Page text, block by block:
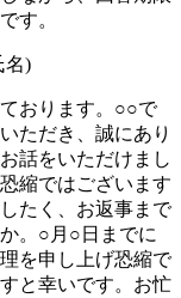
す。
名)
おります。○○で
ただき、誠にあり
話をいただけまし
縮ではございます
たく、お返事まで
。○月○日までに
を申し上げ恐縮で
と幸いです。お忙